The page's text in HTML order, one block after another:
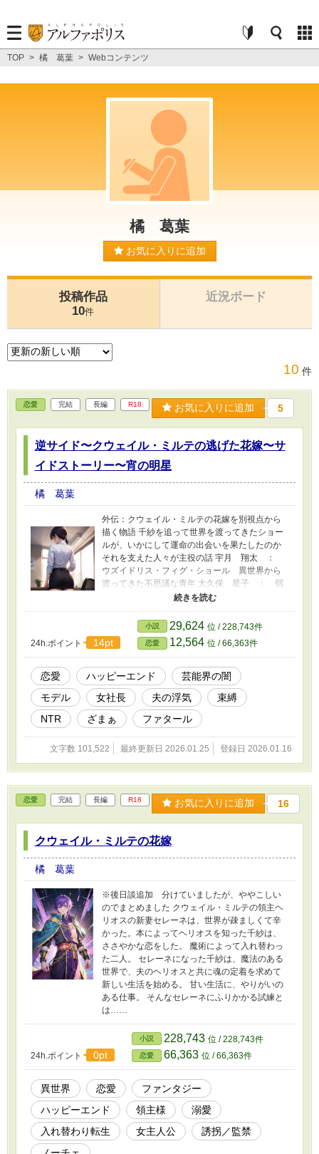
TOP > 橘 葛葉 > Webコンテンツ
橘 葛葉
お気に入りに追加
投稿作品
10件
近況ボード
10 件
恋愛 完結 長編 R18 お気に入りに追加 5
逆サイド〜クウェイル・ミルテの逃げた花嫁〜サ
イドストーリー〜宵の明星
橘 葛葉
外伝：クウェイル・ミルテの花嫁を別視点から
描く物語 千紗を追って世界を渡ってきたショー
ルが、いかにして運命の出会いを果たしたのか
それを支えた人々が主役の話 宇月 翔太 ：
ウズイドリス・フィグ・ショール 異世界から
渡ってきた不思議な青年 大久保 星子 ： 弱
小芸能事務所の社長。元は大手芸能事務所のマ
手から独立した有能で変わり者の女性 仲野 悠
陽 ： 所属タレント 麻亜沙 ： 悠陽や星子
の古巣に所属しているモデル 芸能事務所の代
表を務める”星子”は、宇月翔太と出会いスカウト
する。 記憶がないと言った彼と一緒に暮らしな
がら、翔太が運命の人と出会う手助けをしてい
た。 当初、所属タレントの仲野悠陽はいい顔を
しなかったが、次第に翔太とも打ち解けてい
く。 すべてが順調に行っていたある日、別れた
夫が星子の元を訪ねてきて……
24h.ポイント 14pt
小説 29,624 位 / 228,743件
恋愛 12,564 位 / 66,363件
恋愛 ハッピーエンド
芸能界の闇
モデル
女社長 夫の浮気
束縛
NTR
ざまぁ ファタール
文字数 101,522 最終更新日 2026.01.25 登録日 2026.01.16
恋愛 完結 長編 R18 お気に入りに追加 16
クウェイル・ミルテの花嫁
橘 葛葉
※後日談追加 分けていましたが、ややこしい
のでまとめました クウェイル・ミルテの領主ヘ
リオスの新妻セレーネは、世界が疎ましくて辛
かった。本によってヘリオスを知った千紗は、
ささやかな恋をした。 魔術によって入れ替わっ
た二人。 セレーネになった千紗は、魔法のある
世界で、夫のヘリオスと共に魂の定着を求めて
新しい生活を始める。 甘い生活に、やりがいの
ある仕事。 そんなセレーネにふりかかる試練と
は……
24h.ポイント 0pt
小説 228,743 位 / 228,743件
恋愛 66,363 位 / 66,363件
異世界 恋愛
ファンタジー
ハッピーエンド
領主様
溺愛
入れ替わり転生
女主人公
誘拐／監禁